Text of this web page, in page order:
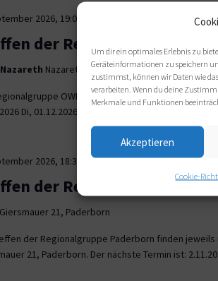
Um dir ein optimales Erlebnis zu
Geräteinformationen zu speichern
zustimmst, können wir Daten wie
verarbeiten. Wenn du deine
Merkmale und Funktionen
Akzeptieren
Cookie-
2026, 19:00
der Regionalgruppe OWL
Nazarethweg 5, Bielefeld
OWL trifft sich wie gewohnt im Haus
Di, 01.12.2026 jeweils von 19 bis 21 Uhr.
2026, 18:30 21:30
der Regionalgruppe
Giersmauer 21, Paderborn
der Regionalgruppe Paderborn finden jeweils
21, Paderborn. Der nächste Termin ist: